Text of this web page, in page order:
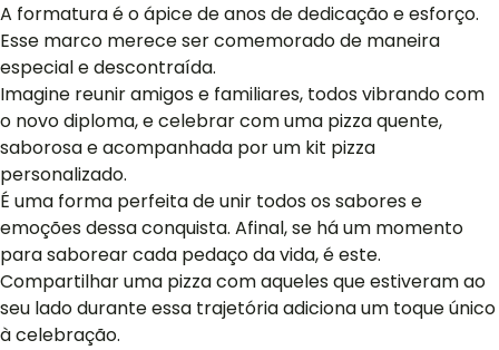
A formatura é o ápice de anos de dedicação e esforço.
Esse marco merece ser comemorado de maneira
especial e descontraída.
Imagine reunir amigos e familiares, todos vibrando com
o novo diploma, e celebrar com uma pizza quente,
saborosa e acompanhada por um kit pizza
personalizado.
É uma forma perfeita de unir todos os sabores e
emoções dessa conquista. Afinal, se há um momento
para saborear cada pedaço da vida, é este.
Compartilhar uma pizza com aqueles que estiveram ao
seu lado durante essa trajetória adiciona um toque único
à celebração.